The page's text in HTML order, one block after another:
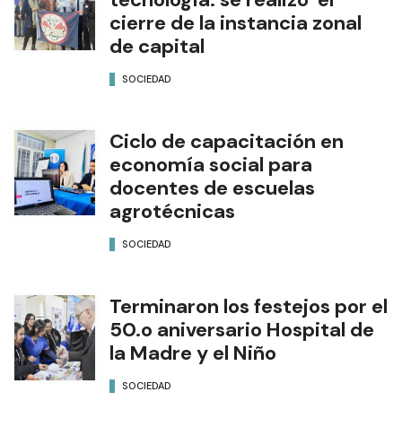
cierre de la instancia zonal
de capital
SOCIEDAD
Ciclo de capacitación en
economía social para
docentes de escuelas
agrotécnicas
SOCIEDAD
Terminaron los festejos por el
50.o aniversario Hospital de
la Madre y el Niño
SOCIEDAD